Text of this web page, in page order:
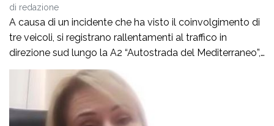
di redazione
A causa di un incidente che ha visto il coinvolgimento di
tre veicoli, si registrano rallentamenti al traffico in
direzione sud lungo la A2 “Autostrada del Mediterraneo”,
nel tratto compreso tra gli svincoli di Altilia Grimaldi (CS)
e San Mango D’Aquino (CZ). Sul posto è intervenuto il
personale Anas, il 118 e il soccorso meccanico […]